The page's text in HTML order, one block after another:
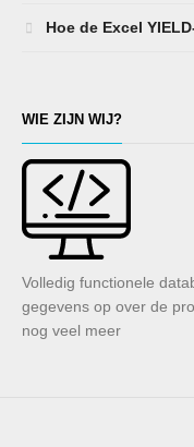
Hoe de Excel
WIE ZIJN WIJ?
Volledig functionele
gegevens op over de
nog veel meer